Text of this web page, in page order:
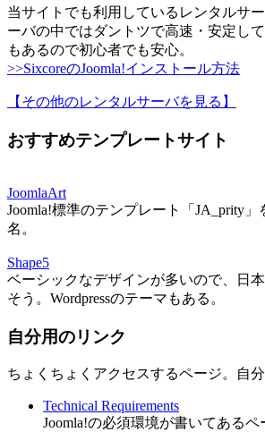
当サイトでも利用しているレンタルサ
ーバの中ではダントツで高速・安定し
もあるので初心者でも安心。
>>SixcoreのJoomla!インストール方法
【その他のレンタルサーバを見る 】
おすすめテンプレートサイト
JoomlaArt
Joomla!標準のテンプレート「JA_prity
名。
Shape5
ベーシックなデザインが多いので、日
そう。Wordpressのテーマもある。
自分用のリンク
ちょくちょくアクセスするページ。自分
Technical Requirements
Joomla!の必須環境が書いてあるペ